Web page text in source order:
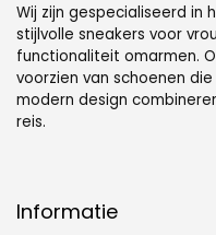
Wij zijn gespecialiseerd in
stijlvolle sneakers voor
functionaliteit omarmen.
voorzien van schoenen
modern design
reis.
Informatie